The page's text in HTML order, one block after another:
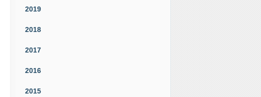
2019
2018
2017
2016
2015